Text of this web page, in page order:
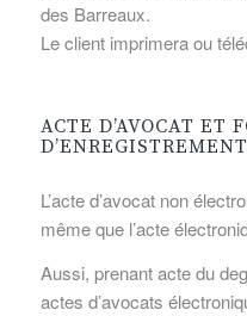
des Barreaux.
Le client imprimera ou
ACTE D’AVOCAT ET
D’ENREGISTREMENT
L’acte d’avocat non
même que l’acte
Aussi, prenant acte du
actes d’avocats